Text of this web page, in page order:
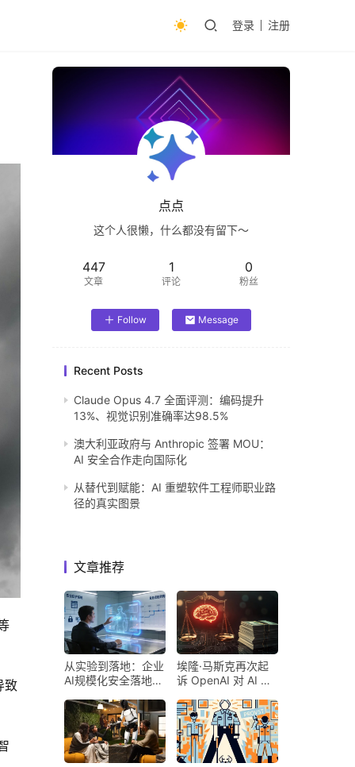
登录 注册
致
点点
这个人很懒，什么都没有留下～
447
文章
1
评论
0
粉丝
Follow Message
Recent Posts
Claude Opus 4.7 全面评测：编码提升
13%、视觉识别准确率达98.5%
澳大利亚政府与 Anthropic 签署 MOU：
AI 安全合作走向国际化
从替代到赋能：AI 重塑软件工程师职业路
径的真实图景
文章推荐
从实验到落地：企业
AI规模化安全落地的
埃隆·马斯克再次起
诉 OpenAI 对 AI 行